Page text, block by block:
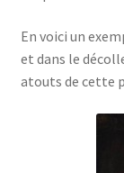
En voici un
et dans le
atouts de cette